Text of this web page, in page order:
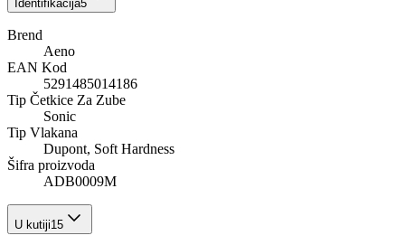
Identifikacija5
Brend
Aeno
EAN Kod
5291485014186
Tip Četkice Za Zube
Sonic
Tip Vlakana
Dupont, Soft Hardness
Šifra proizvoda
ADB0009M
U kutiji15